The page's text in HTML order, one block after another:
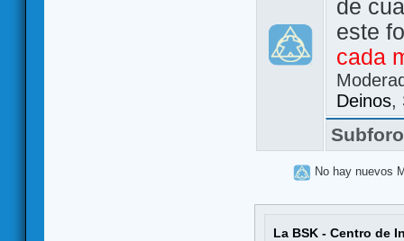
de
este
cada
Deinos,
No hay nuevos
La BSK - Centro de